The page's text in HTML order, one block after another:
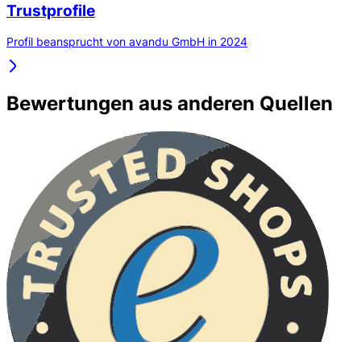
Trustprofile
Profil beansprucht von avandu GmbH in 2024
Bewertungen aus anderen Quellen